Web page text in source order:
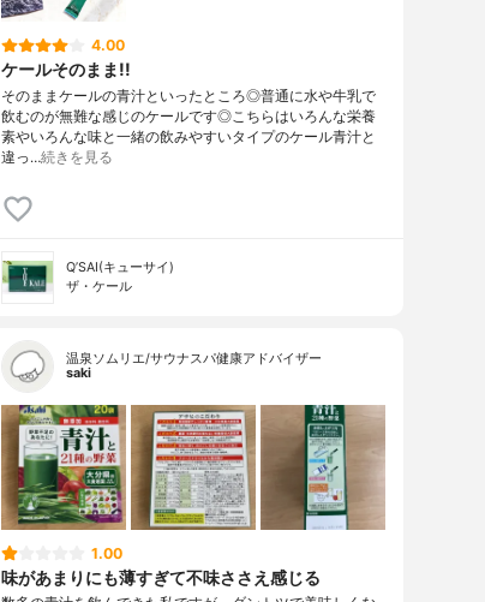
4.00
ケールそのまま!!
そのままケールの青汁といったところ◎普通に水や牛乳で
飲むのが無難な感じのケールです◎こちらはいろんな栄養
素やいろんな味と一緒の飲みやすいタイプのケール青汁と
違っ…続きを見る
Q’SAI(キューサイ)
ザ・ケール
温泉ソムリエ/サウナスパ健康アドバイザー
saki
1.00
味があまりにも薄すぎて不味ささえ感じる